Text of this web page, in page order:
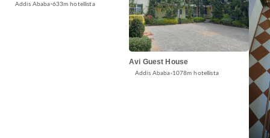
Addis Ababa 633m hotellista
Avi Guest House
Addis Ababa 1078m hotellista